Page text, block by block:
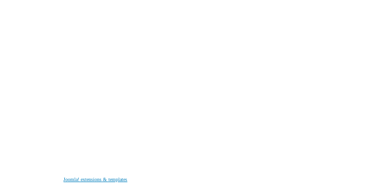
Joomla! extensions & templates